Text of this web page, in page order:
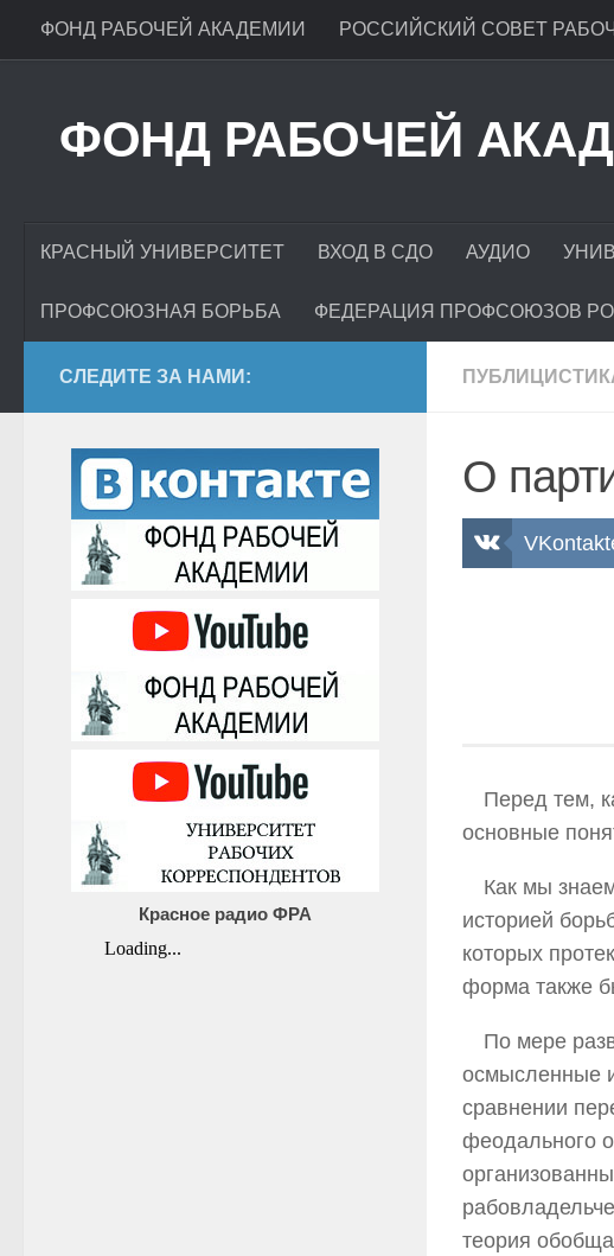
ФОНД РАБОЧЕЙ АКАДЕМИИ РОССИЙСКИЙ СОВЕТ
ФОНД РАБОЧЕЙ
КРАСНЫЙ УНИВЕРСИТЕТ ВХОД В СДО АУДИО
ПРОФСОЮЗНАЯ БОРЬБА ФЕДЕРАЦИЯ ПРОФСОЮЗОВ
О
Перед тем,
основные
Как мы
историей
которых
форма также
По мере
осмысленные
сравнении
феодального
теория
СЛЕДИТЕ ЗА НАМИ:
Красное радио ФРА